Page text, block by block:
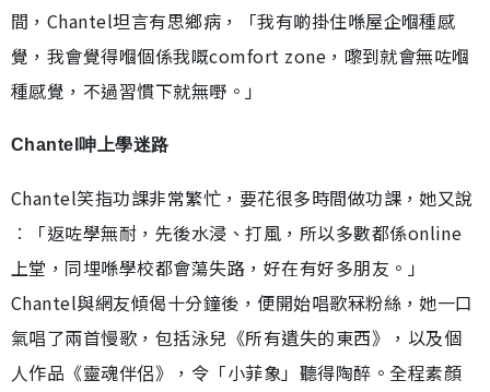
間，Chantel坦言有思鄉病，「我有啲掛住喺屋企嗰種感
覺，我會覺得嗰個係我嘅comfort zone，嚟到就會無咗嗰
種感覺，不過習慣下就無嘢。」
Chantel呻上學迷路
Chantel笑指功課非常繁忙，要花很多時間做功課，她又說
︰「返咗學無耐，先後水浸、打風，所以多數都係online
上堂，同埋喺學校都會蕩失路，好在有好多朋友。」
Chantel與網友傾偈十分鐘後，便開始唱歌冧粉絲，她一口
氣唱了兩首慢歌，包括泳兒《所有遺失的東西》，以及個
人作品《靈魂伴侶》，令「小菲象」聽得陶醉。全程素顏